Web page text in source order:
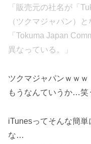
「販売元の社名が「
（ツクマジャパン）
「Tokuma Japan
異なっている。」
ツクマジャパンｗｗｗ
もうなんていうか…笑
iTunesってそんな簡
な…